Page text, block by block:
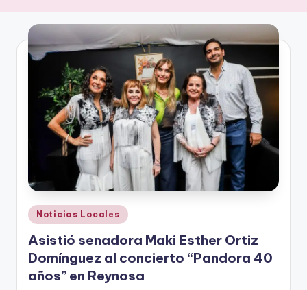
.
p
Publicado
en
Noticias Locales
Asistió senadora Maki Esther Ortiz
Domínguez al concierto “Pandora 40
años” en Reynosa